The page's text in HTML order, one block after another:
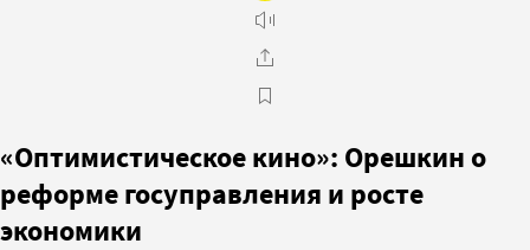
«Оптимистическое кино»: Орешкин о
реформе госуправления и росте
экономики